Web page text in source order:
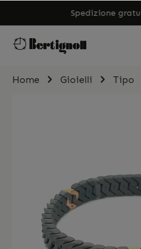
Spedizione
Home Gioielli Tipo